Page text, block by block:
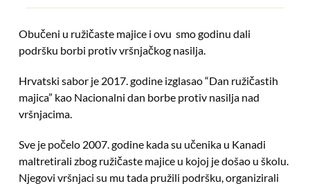
Obučeni u ružičaste majice i ovu smo godinu dali
podršku borbi protiv vršnjačkog nasilja.
Hrvatski sabor je 2017. godine izglasao “Dan ružičastih
majica” kao Nacionalni dan borbe protiv nasilja nad
vršnjacima.
Sve je počelo 2007. godine kada su učenika u Kanadi
maltretirali zbog ružičaste majice u kojoj je došao u školu.
Njegovi vršnjaci su mu tada pružili podršku, organizirali